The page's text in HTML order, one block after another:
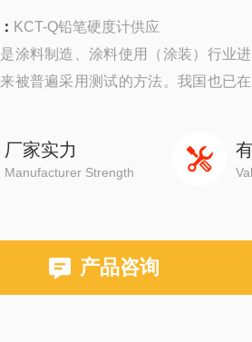
KCT-Q铅笔硬度计供应
涂料制造、涂料使用（涂装）行业
被普遍采用测试的方法。我国也已
厂家实力
Manufacturer Strength
产品咨询